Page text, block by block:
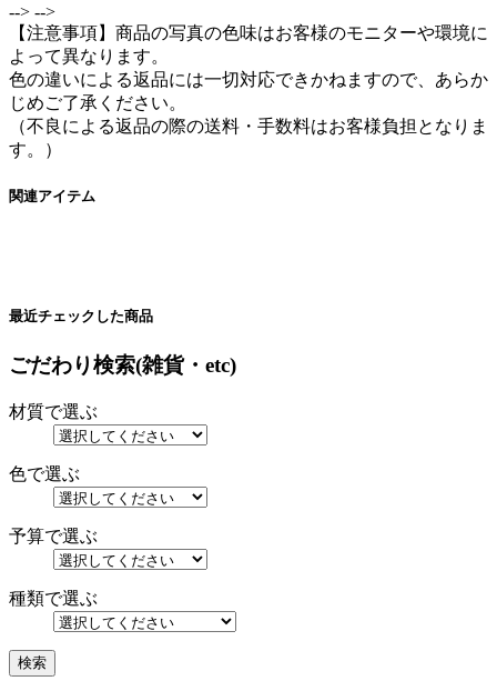
--> -->
【注意事項】商品の写真の色味はお客様のモニターや環境に
よって異なります。
色の違いによる返品には一切対応できかねますので、あらか
じめご了承ください。
（不良による返品の際の送料・手数料はお客様負担となりま
す。）
関連アイテム
最近チェックした商品
ごだわり検索(雑貨・etc)
材質で選ぶ
色で選ぶ
予算で選ぶ
種類で選ぶ